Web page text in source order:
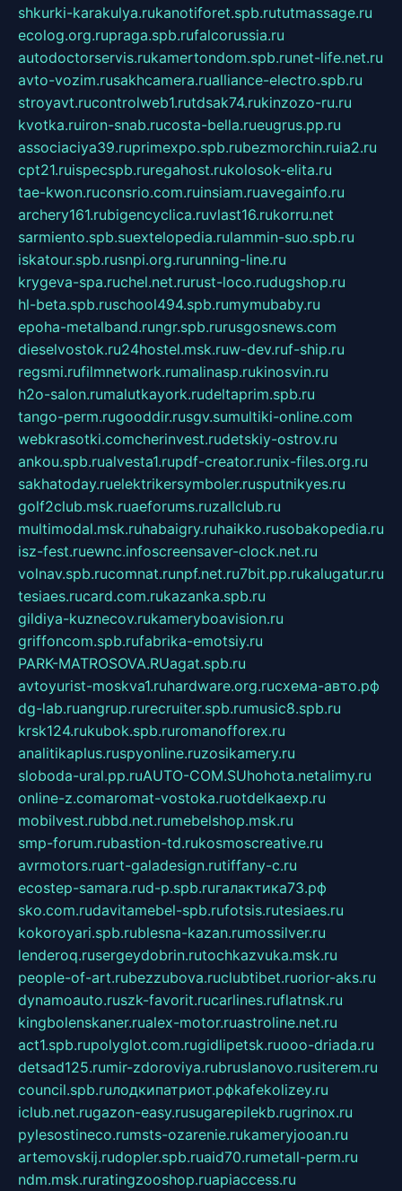
shkurki-karakulya.rukanotiforet.spb.rututmassage.ru
ecolog.org.rupraga.spb.rufalcorussia.ru
autodoctorservis.rukamertondom.spb.runet-life.net.ru
avto-vozim.rusakhcamera.rualliance-electro.spb.ru
stroyavt.rucontrolweb1.rutdsak74.rukinzozo-ru.ru
kvotka.ruiron-snab.rucosta-bella.rueugrus.pp.ru
associaciya39.ruprimexpo.spb.rubezmorchin.ruia2.ru
cpt21.ruispecspb.ruregahost.rukolosok-elita.ru
tae-kwon.ruconsrio.com.ruinsiam.ruavegainfo.ru
archery161.rubigencyclica.ruvlast16.rukorru.net
sarmiento.spb.suextelopedia.rulammin-suo.spb.ru
iskatour.spb.rusnpi.org.rurunning-line.ru
krygeva-spa.ruchel.net.rurust-loco.rudugshop.ru
hl-beta.spb.ruschool494.spb.rumymubaby.ru
epoha-metalband.rungr.spb.rurusgosnews.com
dieselvostok.ru24hostel.msk.ruw-dev.ruf-ship.ru
regsmi.rufilmnetwork.rumalinasp.rukinosvin.ru
h2o-salon.rumalutkayork.rudeltaprim.spb.ru
tango-perm.rugooddir.rusgv.sumultiki-online.com
webkrasotki.comcherinvest.rudetskiy-ostrov.ru
ankou.spb.rualvesta1.rupdf-creator.runix-files.org.ru
sakhatoday.ruelektrikersymboler.rusputnikyes.ru
golf2club.msk.ruaeforums.ruzallclub.ru
multimodal.msk.ruhabaigry.ruhaikko.rusobakopedia.ru
isz-fest.ruewnc.infoscreensaver-clock.net.ru
volnav.spb.rucomnat.runpf.net.ru7bit.pp.rukalugatur.ru
tesiaes.rucard.com.rukazanka.spb.ru
gildiya-kuznecov.rukameryboavision.ru
griffoncom.spb.rufabrika-emotsiy.ru
PARK-MATROSOVA.RUagat.spb.ru
avtoyurist-moskva1.ruhardware.org.ruсхема-авто.рф
dg-lab.ruangrup.rurecruiter.spb.rumusic8.spb.ru
krsk124.rukubok.spb.ruromanofforex.ru
analitikaplus.ruspyonline.ruzosikamery.ru
sloboda-ural.pp.ruAUTO-COM.SUhohota.netalimy.ru
online-z.comaromat-vostoka.ruotdelkaexp.ru
mobilvest.rubbd.net.rumebelshop.msk.ru
smp-forum.rubastion-td.rukosmoscreative.ru
avrmotors.ruart-galadesign.rutiffany-c.ru
ecostep-samara.rud-p.spb.ruгалактика73.рф
sko.com.rudavitamebel-spb.rufotsis.rutesiaes.ru
kokoroyari.spb.rublesna-kazan.rumossilver.ru
lenderoq.rusergeydobrin.rutochkazvuka.msk.ru
people-of-art.rubezzubova.ruclubtibet.ruorior-aks.ru
dynamoauto.ruszk-favorit.rucarlines.ruflatnsk.ru
kingbolenskaner.rualex-motor.ruastroline.net.ru
act1.spb.rupolyglot.com.rugidlipetsk.ruooo-driada.ru
detsad125.rumir-zdoroviya.rubruslanovo.rusiterem.ru
council.spb.ruлодкипатриот.рфkafekolizey.ru
iclub.net.rugazon-easy.rusugarepilekb.rugrinox.ru
pylesostineco.rumsts-ozarenie.rukameryjooan.ru
artemovskij.rudopler.spb.ruaid70.rumetall-perm.ru
ndm.msk.ruratingzooshop.ruapiaccess.ru